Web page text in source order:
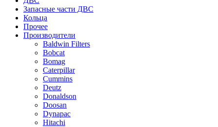
Запасные части ДВС
Кольца
Прочее
Производители
Baldwin Filters
Bobcat
Bomag
Caterpillar
Cummins
Deutz
Donaldson
Doosan
Dynapac
Hitachi